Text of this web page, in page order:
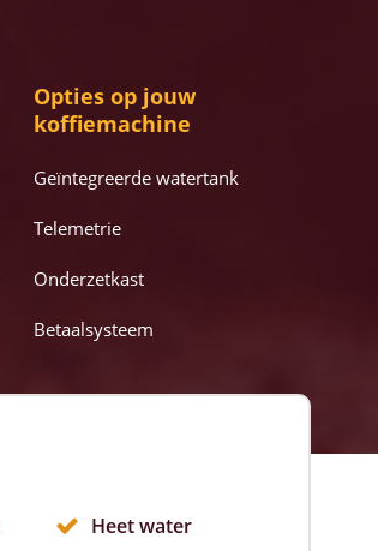
Opties op jouw
koffiemachine
Geïntegreerde watertank
Telemetrie
Onderzetkast
Betaalsysteem
Heet water